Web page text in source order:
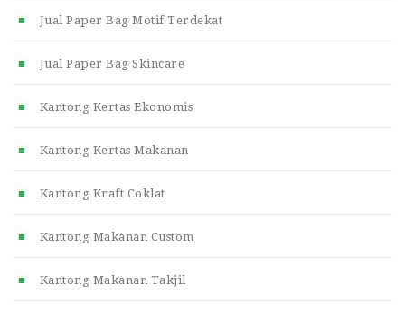
Jual Paper Bag Motif Terdekat
Jual Paper Bag Skincare
Kantong Kertas Ekonomis
Kantong Kertas Makanan
Kantong Kraft Coklat
Kantong Makanan Custom
Kantong Makanan Takjil